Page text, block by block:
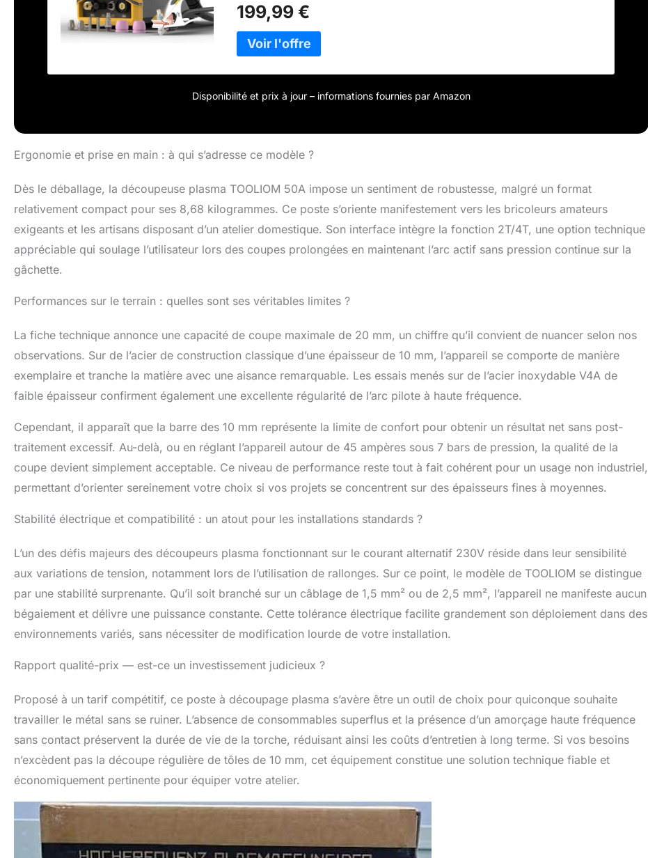
de filtre à air avec 1/4''-rapide, il peut utiliser pour se connecter avec
compresseur d'air directement, aider à se débarrasser de l'installation
fastidieuse. Le temps de post-soufflage peut être réglé de 5 à 8 secondes
pour refroidir la tête de soudage et prolonger la durée de vie des pièces
d'usure. Vous pouvez également choisir 2T/4T pour une expérience de
à 230V.
199,99 €
Disponibilité et prix à jour – informations fournies par Amazon
Ergonomie et prise en main : à qui s’adresse ce modèle ?
Dès le déballage, la découpeuse plasma TOOLIOM 50A impose un sentiment de robustesse, malgré un format
relativement compact pour ses 8,68 kilogrammes. Ce poste s’oriente manifestement vers les bricoleurs amateurs
exigeants et les artisans disposant d’un atelier domestique. Son interface intègre la fonction 2T/4T, une option technique
appréciable qui soulage l’utilisateur lors des coupes prolongées en maintenant l’arc actif sans pression continue sur la
gâchette.
Performances sur le terrain : quelles sont ses véritables limites ?
La fiche technique annonce une capacité de coupe maximale de 20 mm, un chiffre qu’il convient de nuancer selon nos
observations. Sur de l’acier de construction classique d’une épaisseur de 10 mm, l’appareil se comporte de manière
exemplaire et tranche la matière avec une aisance remarquable. Les essais menés sur de l’acier inoxydable V4A de
faible épaisseur confirment également une excellente régularité de l’arc pilote à haute fréquence.
Cependant, il apparaît que la barre des 10 mm représente la limite de confort pour obtenir un résultat net sans post-
traitement excessif. Au-delà, ou en réglant l’appareil autour de 45 ampères sous 7 bars de pression, la qualité de la
coupe devient simplement acceptable. Ce niveau de performance reste tout à fait cohérent pour un usage non industriel,
permettant d’orienter sereinement votre choix si vos projets se concentrent sur des épaisseurs fines à moyennes.
Stabilité électrique et compatibilité : un atout pour les installations standards ?
L’un des défis majeurs des découpeurs plasma fonctionnant sur le courant alternatif 230V réside dans leur sensibilité
aux variations de tension, notamment lors de l’utilisation de rallonges. Sur ce point, le modèle de TOOLIOM se distingue
par une stabilité surprenante. Qu’il soit branché sur un câblage de 1,5 mm² ou de 2,5 mm², l’appareil ne manifeste aucun
bégaiement et délivre une puissance constante. Cette tolérance électrique facilite grandement son déploiement dans des
environnements variés, sans nécessiter de modification lourde de votre installation.
Rapport qualité-prix — est-ce un investissement judicieux ?
Proposé à un tarif compétitif, ce poste à découpage plasma s’avère être un outil de choix pour quiconque souhaite
travailler le métal sans se ruiner. L’absence de consommables superflus et la présence d’un amorçage haute fréquence
sans contact préservent la durée de vie de la torche, réduisant ainsi les coûts d’entretien à long terme. Si vos besoins
n’excèdent pas la découpe régulière de tôles de 10 mm, cet équipement constitue une solution technique fiable et
économiquement pertinente pour équiper votre atelier.